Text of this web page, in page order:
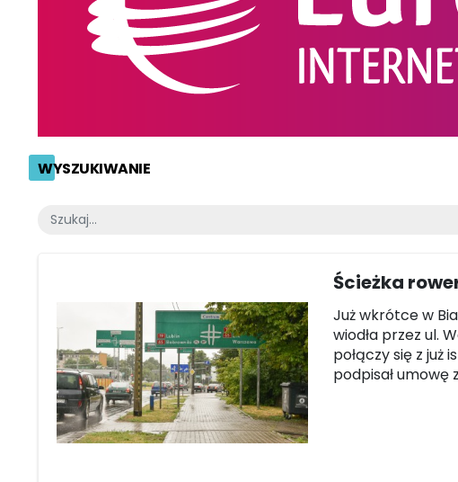
WYSZUKIWANIE
Ścieżka
Już wkrótce w
wiodła przez ul.
połączy się z
podpisał umowę